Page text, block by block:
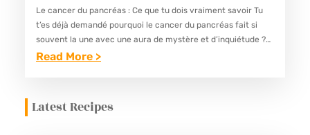
Le cancer du pancréas : Ce que tu dois vraiment savoir Tu
t’es déjà demandé pourquoi le cancer du pancréas fait si
souvent la une avec une aura de mystère et d’inquiétude ?
Quand mon…
Read More >
A
Latest Recipes